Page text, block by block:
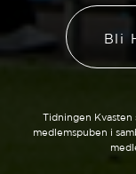
Bli
Tidningen Kvasten
medlemspuben i